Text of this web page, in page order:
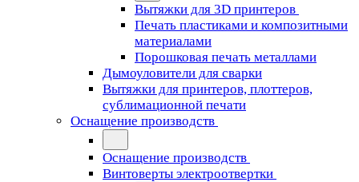
Вытяжки для 3D принтеров
Печать пластиками и композитными
материалами
Порошковая печать металлами
Дымоуловители для сварки
Вытяжки для принтеров, плоттеров,
сублимационной печати
Оснащение производств
Оснащение производств
Винтоверты электроотвертки